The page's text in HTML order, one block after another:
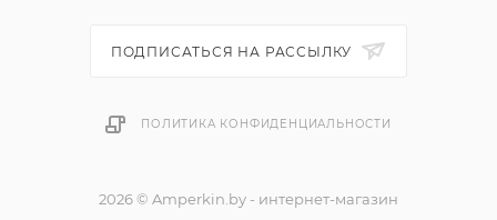
ПОДПИСАТЬСЯ НА РАССЫЛКУ
ПОЛИТИКА КОНФИДЕНЦИАЛЬНОСТИ
2026 © Amperkin.by - интернет-магазин